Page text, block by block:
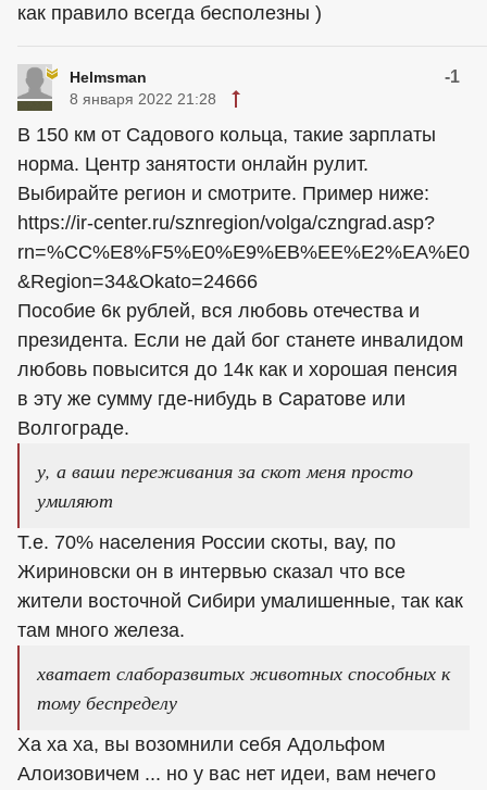
как правило всегда бесполезны )
Helmsman -1
8 января 2022 21:28
В 150 км от Садового кольца, такие зарплаты
норма. Центр занятости онлайн рулит.
Выбирайте регион и смотрите. Пример ниже:
https://ir-center.ru/sznregion/volga/czngrad.asp?
rn=%CC%E8%F5%E0%E9%EB%EE%E2%EA%E0
&Region=34&Okato=24666
Пособие 6к рублей, вся любовь отечества и
президента. Если не дай бог станете инвалидом
любовь повысится до 14к как и хорошая пенсия
в эту же сумму где-нибудь в Саратове или
Волгограде.
у, а ваши переживания за скот меня просто
умиляют
Т.е. 70% населения России скоты, вау, по
Жириновски он в интервью сказал что все
жители восточной Сибири умалишенные, так как
там много железа.
хватает слаборазвитых животных способных к
тому беспределу
Ха ха ха, вы возомнили себя Адольфом
Алоизовичем ... но у вас нет идеи, вам нечего